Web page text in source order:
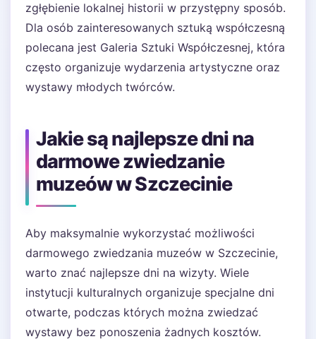
zgłębienie lokalnej historii w przystępny sposób.
Dla osób zainteresowanych sztuką współczesną
polecana jest Galeria Sztuki Współczesnej, która
często organizuje wydarzenia artystyczne oraz
wystawy młodych twórców.
Jakie są najlepsze dni na
darmowe zwiedzanie
muzeów w Szczecinie
Aby maksymalnie wykorzystać możliwości
darmowego zwiedzania muzeów w Szczecinie,
warto znać najlepsze dni na wizyty. Wiele
instytucji kulturalnych organizuje specjalne dni
otwarte, podczas których można zwiedzać
wystawy bez ponoszenia żadnych kosztów.